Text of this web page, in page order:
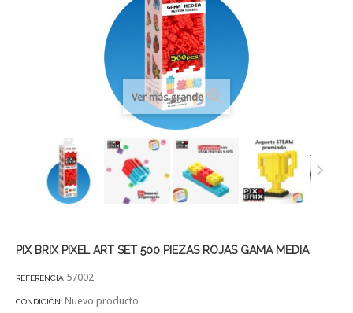
Ver más grande
PIX BRIX PIXEL ART SET 500 PIEZAS ROJAS GAMA MEDIA
REFERENCIA 57002
CONDICIÓN: Nuevo producto